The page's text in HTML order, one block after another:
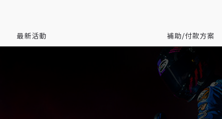
最新活動 補助/付款方案